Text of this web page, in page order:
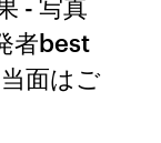
者best
面はご